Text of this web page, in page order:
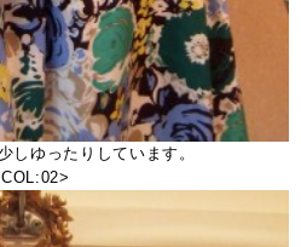
しゆったりしています。